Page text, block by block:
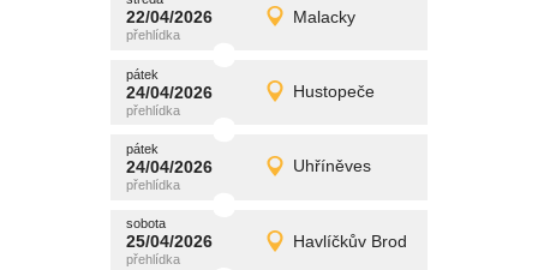
22/04/2026 Malacky
středa
22/04/2026 Detail
promítání
pátek
24/04/2026 Hustopeče
pátek
24/04/2026 Detail
promítání
pátek
24/04/2026 Uhříněves
pátek
24/04/2026 Detail
promítání
sobota
25/04/2026 Havlíčkův Brod
sobota
25/04/2026 Detail
promítání